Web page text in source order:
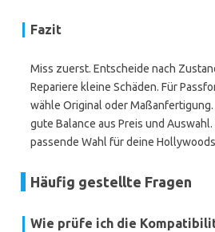
Fazit
Miss zuerst. Entscheide nach
Repariere kleine Schäden. Für
wähle Original oder
gute Balance aus Preis und
passende Wahl für deine
Häufig gestellte Fragen
Wie prüfe ich die